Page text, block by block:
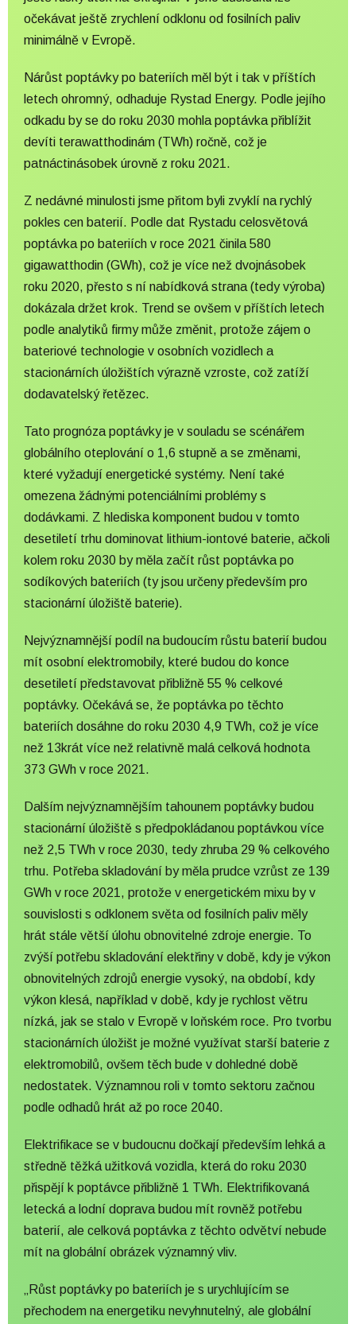
očekávat ještě zrychlení odklonu od fosilních paliv
minimálně v Evropě.
Nárůst poptávky po bateriích měl být i tak v příštích
letech ohromný, odhaduje Rystad Energy. Podle jejího
odkadu by se do roku 2030 mohla poptávka přiblížit
devíti terawatthodinám (TWh) ročně, což je
patnáctinásobek úrovně z roku 2021.
Z nedávné minulosti jsme přitom byli zvyklí na rychlý
pokles cen baterií. Podle dat Rystadu celosvětová
poptávka po bateriích v roce 2021 činila 580
gigawatthodin (GWh), což je více než dvojnásobek
roku 2020, přesto s ní nabídková strana (tedy výroba)
dokázala držet krok. Trend se ovšem v příštích letech
podle analytiků firmy může změnit, protože zájem o
bateriové technologie v osobních vozidlech a
stacionárních úložištích výrazně vzroste, což zatíží
dodavatelský řetězec.
Tato prognóza poptávky je v souladu se scénářem
globálního oteplování o 1,6 stupně a se změnami,
které vyžadují energetické systémy. Není také
omezena žádnými potenciálními problémy s
dodávkami. Z hlediska komponent budou v tomto
desetiletí trhu dominovat lithium-iontové baterie, ačkoli
kolem roku 2030 by měla začít růst poptávka po
sodíkových bateriích (ty jsou určeny především pro
stacionární úložiště baterie).
Nejvýznamnější podíl na budoucím růstu baterií budou
mít osobní elektromobily, které budou do konce
desetiletí představovat přibližně 55 % celkové
poptávky. Očekává se, že poptávka po těchto
bateriích dosáhne do roku 2030 4,9 TWh, což je více
než 13krát více než relativně malá celková hodnota
373 GWh v roce 2021.
Dalším nejvýznamnějším tahounem poptávky budou
stacionární úložiště s předpokládanou poptávkou více
než 2,5 TWh v roce 2030, tedy zhruba 29 % celkového
trhu. Potřeba skladování by měla prudce vzrůst ze 139
GWh v roce 2021, protože v energetickém mixu by v
souvislosti s odklonem světa od fosilních paliv měly
hrát stále větší úlohu obnovitelné zdroje energie. To
zvýší potřebu skladování elektřiny v době, kdy je výkon
obnovitelných zdrojů energie vysoký, na období, kdy
výkon klesá, například v době, kdy je rychlost větru
nízká, jak se stalo v Evropě v loňském roce. Pro tvorbu
stacionárních úložišt je možné využívat starší baterie z
elektromobilů, ovšem těch bude v dohledné době
nedostatek. Významnou roli v tomto sektoru začnou
podle odhadů hrát až po roce 2040.
Elektrifikace se v budoucnu dočkají především lehká a
středně těžká užitková vozidla, která do roku 2030
přispějí k poptávce přibližně 1 TWh. Elektrifikovaná
letecká a lodní doprava budou mít rovněž potřebu
baterií, ale celková poptávka z těchto odvětví nebude
mít na globální obrázek významný vliv.
„Růst poptávky po bateriích je s urychlujícím se
přechodem na energetiku nevyhnutelný, ale globální